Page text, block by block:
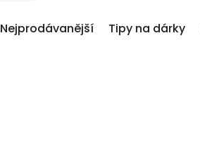
Nejprodávanější Tipy na dárky